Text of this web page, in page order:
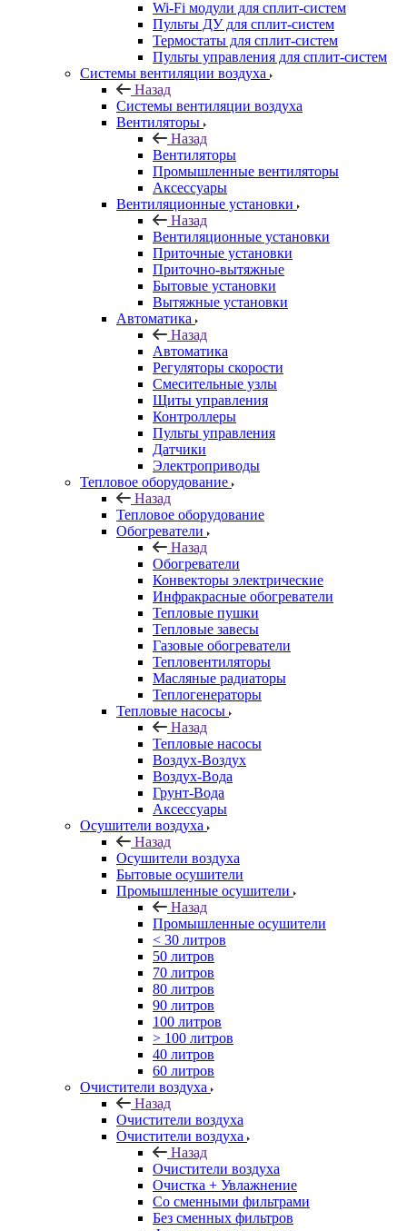
Wi-Fi модули для сплит-систем
Пульты ДУ для сплит-систем
Термостаты для сплит-систем
Пульты управления для сплит-систем
Системы вентиляции воздуха
Назад
Системы вентиляции воздуха
Вентиляторы
Назад
Вентиляторы
Промышленные вентиляторы
Аксессуары
Вентиляционные установки
Назад
Вентиляционные установки
Приточные установки
Приточно-вытяжные
Бытовые установки
Вытяжные установки
Автоматика
Назад
Автоматика
Регуляторы скорости
Смесительные узлы
Щиты управления
Контроллеры
Пульты управления
Датчики
Электроприводы
Тепловое оборудование
Назад
Тепловое оборудование
Обогреватели
Назад
Обогреватели
Конвекторы электрические
Инфракрасные обогреватели
Тепловые пушки
Тепловые завесы
Газовые обогреватели
Тепловентиляторы
Масляные радиаторы
Теплогенераторы
Тепловые насосы
Назад
Тепловые насосы
Воздух-Воздух
Воздух-Вода
Грунт-Вода
Аксессуары
Осушители воздуха
Назад
Осушители воздуха
Бытовые осушители
Промышленные осушители
Назад
Промышленные осушители
< 30 литров
50 литров
70 литров
80 литров
90 литров
100 литров
> 100 литров
40 литров
60 литров
Очистители воздуха
Назад
Очистители воздуха
Очистители воздуха
Назад
Очистители воздуха
Очистка + Увлажнение
Cо сменными фильтрами
Без сменных фильтров